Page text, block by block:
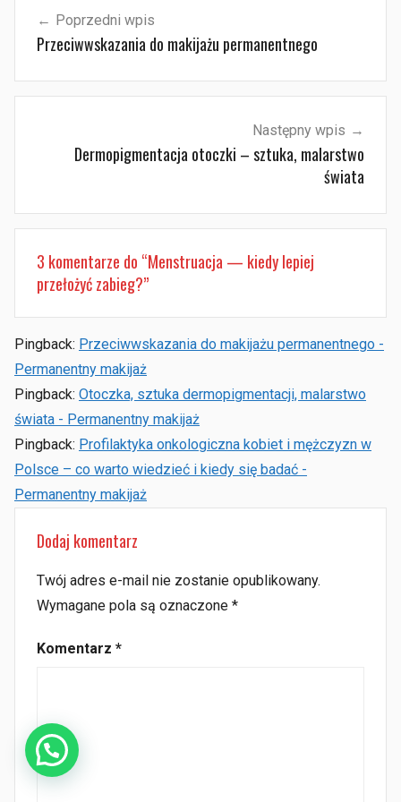
wpisuPoprzedni wpis
Przeciwwskazania do makijażu permanentnego
Następny wpis
Dermopigmentacja otoczki – sztuka, malarstwo
świata
3 komentarze do “Menstruacja — kiedy lepiej
przełożyć zabieg?”
Pingback: Przeciwwskazania do makijażu permanentnego -
Permanentny makijaż
Pingback: Otoczka, sztuka dermopigmentacji, malarstwo
świata - Permanentny makijaż
Pingback: Profilaktyka onkologiczna kobiet i mężczyzn w
Polsce – co warto wiedzieć i kiedy się badać -
Permanentny makijaż
Dodaj komentarz
Twój adres e-mail nie zostanie opublikowany.
Wymagane pola są oznaczone *
Komentarz *